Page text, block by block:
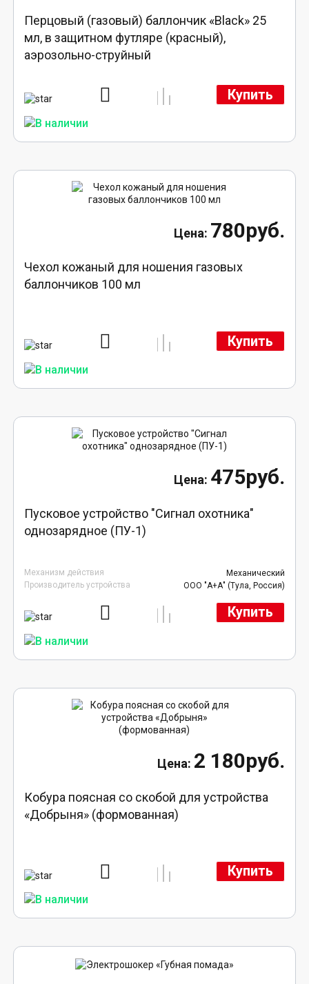
Перцовый (газовый) баллончик «Black» 25
мл, в защитном футляре (красный),
аэрозольно-струйный
Купить
780руб.
Чехол кожаный для ношения газовых
баллончиков 100 мл
Купить
475руб.
Пусковое устройство "Сигнал охотника"
однозарядное (ПУ-1)
Механизм действия
Механический
Производитель устройства
ООО "А+А" (Тула, Россия)
Купить
2 180руб.
Кобура поясная со скобой для устройства
«Добрыня» (формованная)
Купить